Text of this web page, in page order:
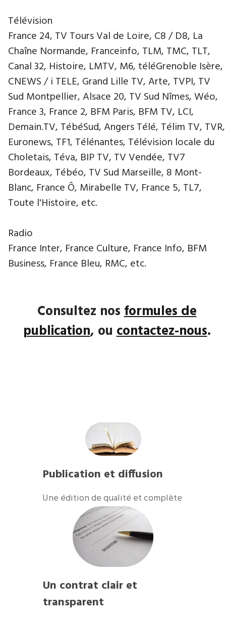
Télévision
France 24, TV Tours Val de Loire, C8 / D8, La
Chaîne Normande, Franceinfo, TLM, TMC, TLT,
Canal 32, Histoire, LMTV, M6, téléGrenoble Isère,
CNEWS / i TELE, Grand Lille TV, Arte, TVPI, TV
Sud Montpellier, Alsace 20, TV Sud Nîmes, Wéo,
France 3, France 2, BFM Paris, BFM TV, LCI,
Demain.TV, TébéSud, Angers Télé, Télim TV, TVR,
Euronews, TF1, Télénantes, Télévision locale du
Choletais, Téva, BIP TV, TV Vendée, TV7
Bordeaux, Tébéo, TV Sud Marseille, 8 Mont-
Blanc, France Ô, Mirabelle TV, France 5, TL7,
Toute l'Histoire, etc.
Radio
France Inter, France Culture, France Info, BFM
Business, France Bleu, RMC, etc.
Consultez nosformules de
publication, oucontactez-nous.
Publication et diffusion
​Une édition de qualité et complète
Un contrat clair et
transparent